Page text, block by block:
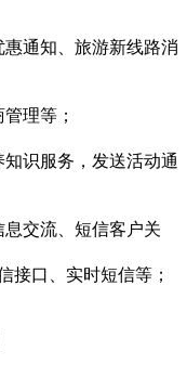
通知、旅游新线路消
理等；
识服务，发送活动通
交流、短信客户关
接口、实时短信等；